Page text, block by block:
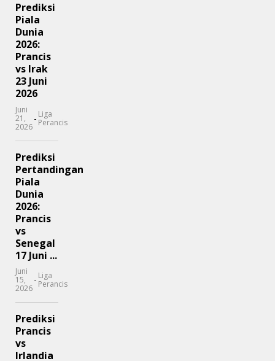
Prediksi
Piala
Dunia
2026:
Prancis
vs Irak
23 Juni
2026
Juni
21,
2026
- Liga
Perancis
Prediksi
Pertandingan
Piala
Dunia
2026:
Prancis
vs
Senegal
17 Juni ...
Juni
15,
2026
- Liga
Perancis
Prediksi
Prancis
vs
Irlandia